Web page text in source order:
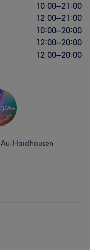
10:00–21:00
12:00–21:00
10:00–20:00
12:00–20:00
12:00–20:00
Au-Haidhausen